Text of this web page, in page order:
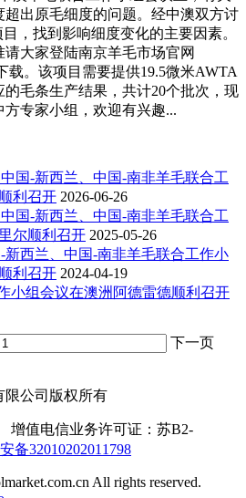
出原毛细度的问题。经中澳双方讨
，找到影响细度变化的主要因素。
大家登陆南京羊毛市场官网
载。该项目需要提供19.5微米AWTA
毛条生产结果，共计20个批次，现
专家小组，欢迎有兴趣...
国-新西兰、中国-南非羊毛联合工
利召开 2026-06-26
国-新西兰、中国-南非羊毛联合工
尔顺利召开 2025-05-26
新西兰、中国-南非羊毛联合工作小
利召开 2024-04-19
小组会议在澳洲阿德雷德顺利召开
下一页
限公司版权所有
值电信业务许可证：苏B2-
备32010202011798
All rights reserved.